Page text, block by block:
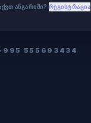
ᲐᲜᲒᲐᲠᲘᲨᲘ? რეგისტრაცია
555693434